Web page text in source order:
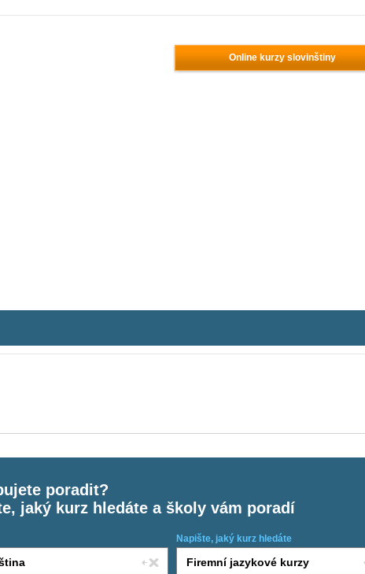
Online kurzy slovinštiny
poradit?
jaký kurz hledáte a školy vám poradí
Napište, jaký kurz hledáte